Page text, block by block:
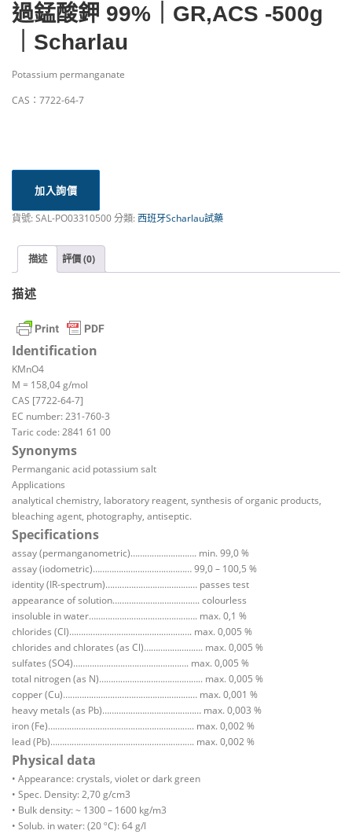
過錳酸鉀 99%｜GR,ACS -500g
｜Scharlau
Potassium permanganate
CAS：7722-64-7
加入詢價
貨號:SAL-PO03310500分類:西班牙Scharlau試藥
描述 評價 (0)
描述
Identification
KMnO4
M = 158,04 g/mol
CAS [7722-64-7]
EC number: 231-760-3
Taric code: 2841 61 00
Synonyms
Permanganic acid potassium salt
Applications
analytical chemistry, laboratory reagent, synthesis of organic products,
bleaching agent, photography, antiseptic.
Specifications
assay (permanganometric)………………………. min. 99,0 %
assay (iodometric)…………………………………… 99,0 – 100,5 %
identity (IR-spectrum)………………………………… passes test
appearance of solution………………………………. colourless
insoluble in water………………………………………. max. 0,1 %
chlorides (Cl)……………………………………………. max. 0,005 %
chlorides and chlorates (as Cl)……………………. max. 0,005 %
sulfates (SO4)…………………………………………. max. 0,005 %
total nitrogen (as N)…………………………………….. max. 0,005 %
copper (Cu)………………………………………………… max. 0,001 %
heavy metals (as Pb)…………………………………… max. 0,003 %
iron (Fe)…………………………………………………….. max. 0,002 %
lead (Pb)……………………………………………………. max. 0,002 %
Physical data
• Appearance: crystals, violet or dark green
• Spec. Density: 2,70 g/cm3
• Bulk density: ~ 1300 – 1600 kg/m3
• Solub. in water: (20 ºC): 64 g/l